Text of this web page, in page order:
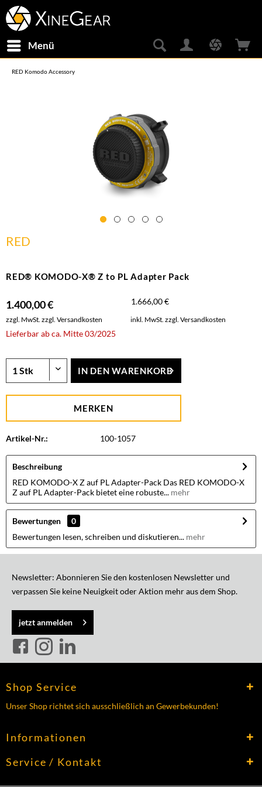
Menü
RED Komodo Accessory
RED
RED® KOMODO-X® Z to PL Adapter Pack
1.400,00 € 1.666,00 €
zzgl. MwSt. zzgl. Versandkosten inkl. MwSt. zzgl. Versandkosten
Lieferbar ab ca. Mitte 03/2025
IN DEN WARENKORB
MERKEN
Artikel-Nr.: 100-1057
Beschreibung
RED KOMODO-X Z auf PL Adapter-Pack Das RED KOMODO-X
Z auf PL Adapter-Pack bietet eine robuste... mehr
Bewertungen
0
Bewertungen lesen, schreiben und diskutieren... mehr
Newsletter: Abonnieren Sie den kostenlosen Newsletter und
verpassen Sie keine Neuigkeit oder Aktion mehr aus dem Shop.
jetzt anmelden
Shop Service
Unser Shop richtet sich ausschließlich an Gewerbekunden!
Informationen
Service / Kontakt